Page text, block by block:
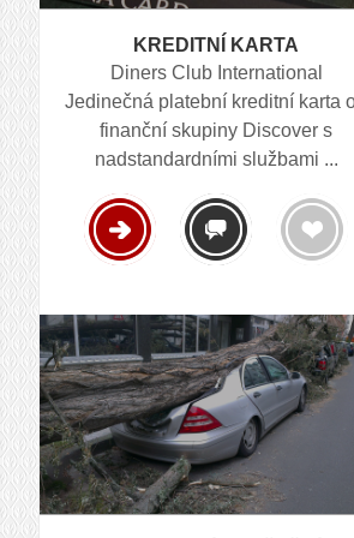
KREDITNÍ KARTA
Diners Club International
Jedinečná platební kreditní karta
finanční skupiny Discover s
nadstandardními službami ...